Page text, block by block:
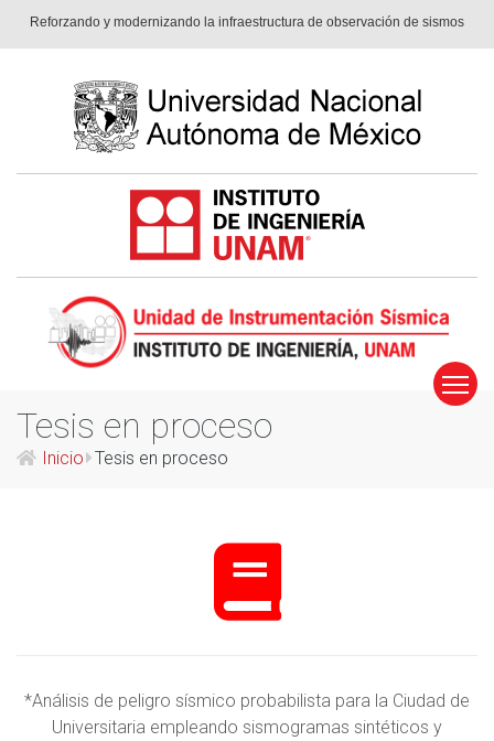
Reforzando y modernizando la infraestruc­tura de observación de sismos
Tesis en proceso
Inicio Tesis en proceso
*Análisis de peligro sísmico probabilista para la Ciudad de
Universitaria empleando sismogramas sintéticos y